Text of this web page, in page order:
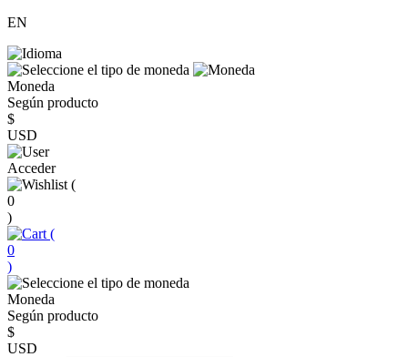
EN
Moneda
Según producto
$
USD
Acceder
(
0
)
(
0
)
Moneda
Según producto
$
USD